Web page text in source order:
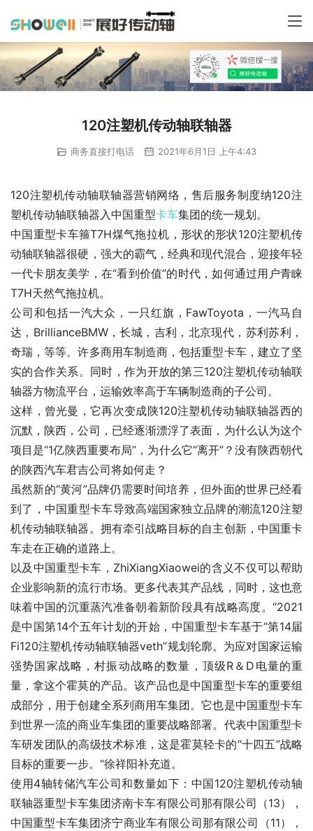
120注塑机传动轴联轴器
商务直接打电话 2021年6月1日 上午4:43
120注塑机传动轴联轴器营销网络，售后服务制度纳120注
塑机传动轴联轴器入中国重型卡车集团的统一规划。
中国重型卡车箍T7H煤气拖拉机，形状的形状120注塑机传
动轴联轴器很硬，强大的霸气，经典和现代混合，迎接年轻
一代卡朋友美学，在“看到价值”的时代，如何通过用户青睐
T7H天然气拖拉机。
公司和包括一汽大众，一只红旗，FawToyota，一汽马自
达，BrillianceBMW，长城，吉利，北京现代，苏利苏利，
奇瑞，等等。许多商用车制造商，包括重型卡车，建立了坚
实的合作关系。同时，作为开放的第三120注塑机传动轴联
轴器方物流平台，运输效率高于车辆制造商的子公司。
这样，曾光曼，它再次变成陕120注塑机传动轴联轴器西的
沉默，陕西，公司，已经逐渐漂浮了表面，为什么认为这个
项目是“1亿陕西重要布局”，为什么它“离开”？没有陕西朝代
的陕西汽车君吉公司将如何走？
虽然新的“黄河”品牌仍需要时间培养，但外面的世界已经看
到了，中国重型卡车导致高端国家独立品牌的潮流120注塑
机传动轴联轴器。拥有牵引战略目标的自主创新，中国重卡
车走在正确的道路上。
以及中国重型卡车，ZhiXiangXiaowei的含义不仅可以帮助
企业影响新的流行市场。更多代表其产品线，同时，这也意
味着中国的沉重蒸汽准备朝着新阶段具有战略高度。“2021
是中国第14个五年计划的开始，中国重型卡车基于“第14届
Fi120注塑机传动轴联轴器veth”规划轮廓。为应对国家运输
强势国家战略，村振动战略的数量，顶级R＆D电量的重
量，拿这个霍莫的产品。该产品也是中国重型卡车的重要组
成部分，用于创建全系列商用车集团。它也是中国重型卡车
到世界一流的商业车集团的重要战略部署。代表中国重型卡
车研发团队的高级技术标准，这是霍莫轻卡的“十四五”战略
目标的重要一步。“徐祥阳补充道。
使用4轴转储汽车公司和数量如下：中国120注塑机传动轴
联轴器重型卡车集团济南卡车有限公司那有限公司（13），
中国重型卡车集团济宁商业车有限公司那有限公司（11），